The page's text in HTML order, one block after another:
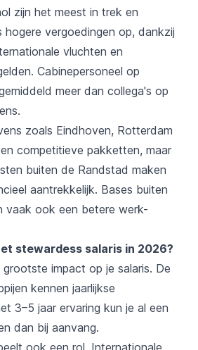
zijn het meest in trek en
hogere vergoedingen op, dankzij
vluchten en
Cabinepersoneel op
meer dan collega's op
zoals Eindhoven, Rotterdam
competitieve pakketten, maar
buiten de Randstad maken
aantrekkelijk. Bases buiten
vaak ook een betere werk-
stewardess salaris in 2026?
impact op je salaris. De
kennen jaarlijkse
3–5 jaar ervaring kun je al een
dan bij aanvang.
ook een rol. Internationale